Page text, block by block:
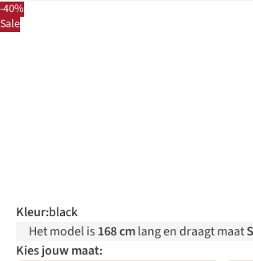
-40%
Sale
Kleur:black
Het model is 168 cmlang en draagt maatS
Kies jouw maat: